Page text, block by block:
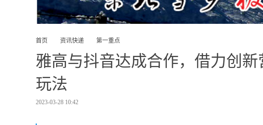
首页 资讯快递 第一重点
雅高与抖音达成合作，借力创
玩法
2023-03-28 10:42